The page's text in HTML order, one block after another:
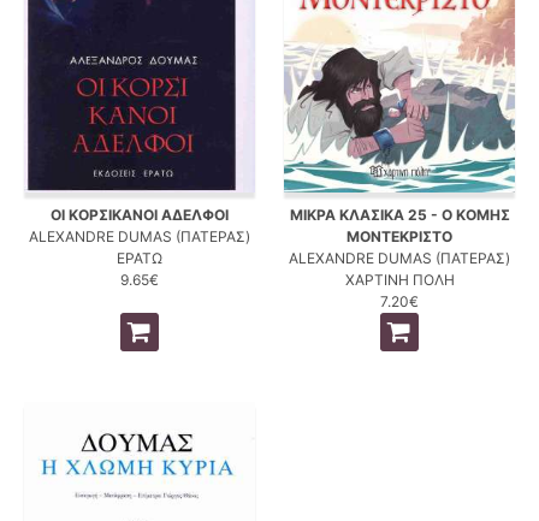
ΟΙ ΚΟΡΣΙΚΑΝΟΙ ΑΔΕΛΦΟΙ
ALEXANDRE DUMAS (ΠΑΤΕΡΑΣ)
ΕΡΑΤΩ
9.65€
ΜΙΚΡΑ ΚΛΑΣΙΚΑ 25 - Ο ΚΟΜΗΣ
ΜΟΝΤΕΚΡΙΣΤΟ
ALEXANDRE DUMAS (ΠΑΤΕΡΑΣ)
ΧΑΡΤΙΝΗ ΠΟΛΗ
7.20€